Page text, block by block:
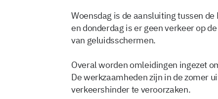
Woensdag is de aansluiting tussen
en donderdag is er geen verkeer op
van geluidsschermen.
Overal worden omleidingen ingezet
De werkzaamheden zijn in de zomer
verkeershinder te veroorzaken.